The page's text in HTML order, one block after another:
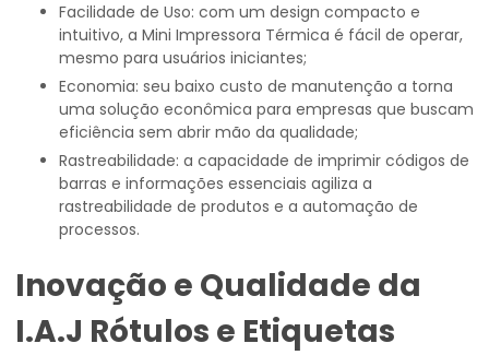
Facilidade de Uso: com um design compacto e
intuitivo, a Mini Impressora Térmica é fácil de operar,
mesmo para usuários iniciantes;
Economia: seu baixo custo de manutenção a torna
uma solução econômica para empresas que buscam
eficiência sem abrir mão da qualidade;
Rastreabilidade: a capacidade de imprimir códigos de
barras e informações essenciais agiliza a
rastreabilidade de produtos e a automação de
processos.
Inovação e Qualidade da
I.A.J Rótulos e Etiquetas